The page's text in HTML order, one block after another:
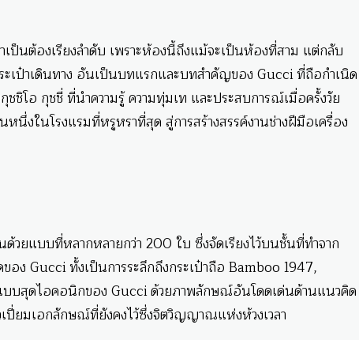
เป็นต้องเรียงลำดับ เพราะห้องนี้ถึงแม้จะเป็นห้องที่สาม แต่กลับ
เป๋าเดินทาง อันเป็นบทแรกและบทสำคัญของ Gucci ที่ถือกำเนิด
ชิโอ กุชชี่ ที่นำความรู้ ความทุ่มเท และประสบการณ์เมื่อครั้งวัย
นึ่งในโรงแรมที่หรูหราที่สุด สู่การสร้างสรรค์งานช่างฝีมือเครื่อง
วยแบบที่หลากหลายกว่า 200 ใบ ซึ่งจัดเรียงไว้บนชั้นที่ทำจาก
ง Gucci ทั้งเป็นการระลึกถึงกระเป๋าถือ Bamboo 1947,
บสุดไอคอนิกของ Gucci ด้วยภาพลักษณ์อันโดดเด่นด้านแนวคิด
ปี่ยมเอกลักษณ์ที่ยังคงไว้ซึ่งจิตวิญญาณแห่งห้วงเวลา